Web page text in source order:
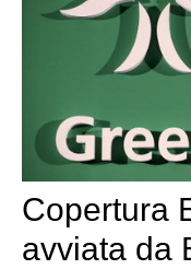
Copertura
avviata da